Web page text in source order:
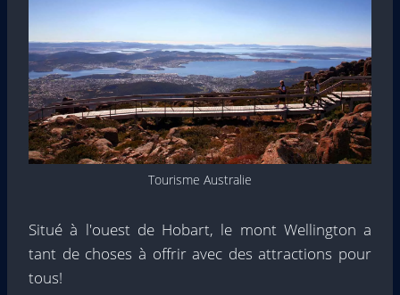
Tourisme Australie
Situé à l'ouest de Hobart, le mont Wellington a
tant de choses à offrir avec des attractions pour
tous!